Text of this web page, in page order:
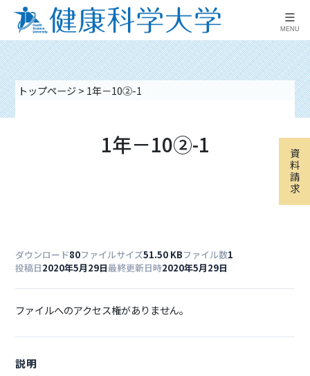
≡
MENU
資
料
請
求
トップページ> 1年－10②-1
1年－10②-1
ダウンロード80ファイルサイズ51.50 KBファイル数1
投稿日2020年5月29日最終更新日時2020年5月29日
ファイルへのアクセス権がありません。
説明